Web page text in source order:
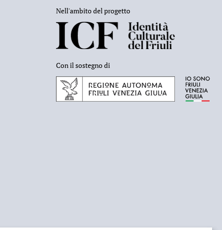
Nell'ambito del progetto
Con il sostegno di